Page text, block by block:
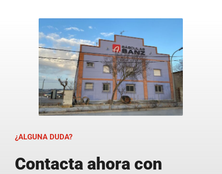
¿ALGUNA DUDA?
Contacta ahora con